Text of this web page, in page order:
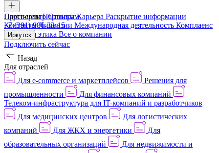
Пресс-центрОтзывыКарьера Раскрытие информации
КонтактыЛицензии Международная деятельность Комплаенс
и деловая этика Все о компании
ПартнерамПартнерам
+7 (391) 986-33-15
Иркутск
Подключить сейчас
Назад
Для отраслей
Для e-commerce и маркетплейсов
Решения для
промышленности
Для финансовых компаний
Телеком-инфраструктура для IT-компаний и разработчиков
Для медицинских центров
Для логистических
компаний
Для ЖКХ и энергетики
Для
образовательных организаций
Для недвижимости и